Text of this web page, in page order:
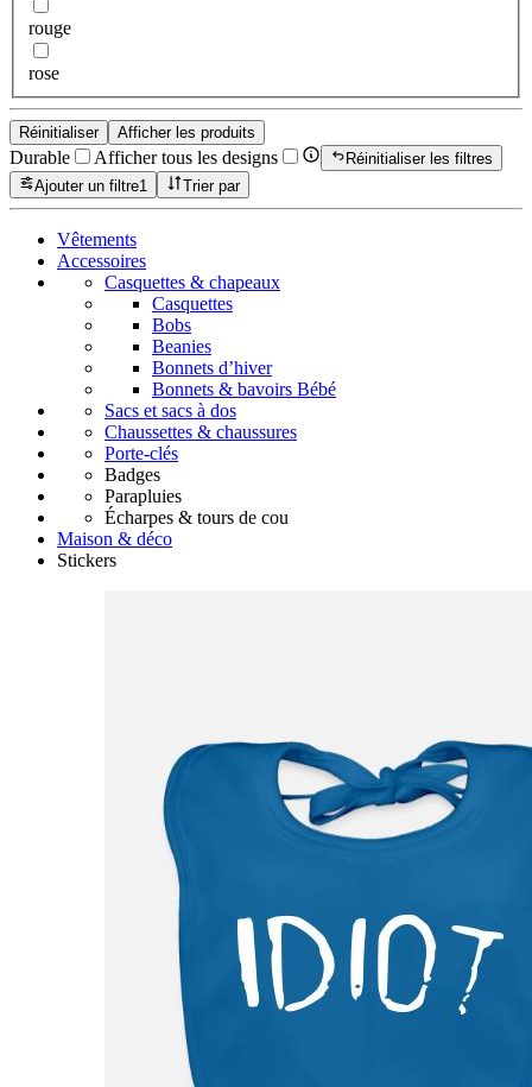
rouge
rose
Réinitialiser Afficher les produits
Durable Afficher tous les designs
Réinitialiser les filtres
Ajouter un filtre1 Trier par
Vêtements
Accessoires
Casquettes & chapeaux
Casquettes
Bobs
Beanies
Bonnets d’hiver
Bonnets & bavoirs Bébé
Sacs et sacs à dos
Chaussettes & chaussures
Porte-clés
Badges
Parapluies
Écharpes & tours de cou
Maison & déco
Stickers